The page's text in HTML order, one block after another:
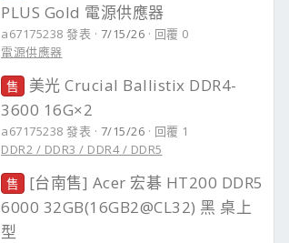
PLUS Gold 電源供應器
a67175238 發表 7/15/26
回覆 0
電源供應器
售
美光 Crucial Ballistix DDR4-
3600 16G×2
a67175238 發表 7/15/26
回覆 1
DDR2 / DDR3 / DDR4 / DDR5
售
[台南售] Acer 宏碁 HT200 DDR5
6000 32GB(16GB2@CL32) 黑 桌上
型